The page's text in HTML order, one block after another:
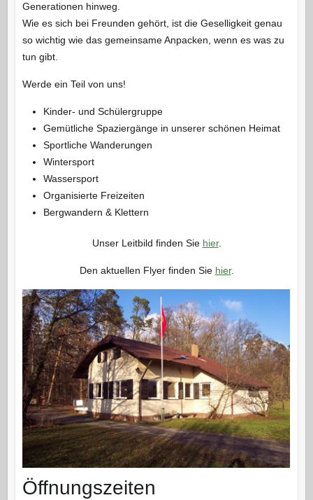
Generationen hinweg.
Wie es sich bei Freunden gehört, ist die Geselligkeit genau
so wichtig wie das gemeinsame Anpacken, wenn es was zu
tun gibt.
Werde ein Teil von uns!
Kinder- und Schülergruppe
Gemütliche Spaziergänge in unserer schönen Heimat
Sportliche Wanderungen
Wintersport
Wassersport
Organisierte Freizeiten
Bergwandern & Klettern
Unser Leitbild finden Sie hier.
Den aktuellen Flyer finden Sie hier.
Öffnungszeiten